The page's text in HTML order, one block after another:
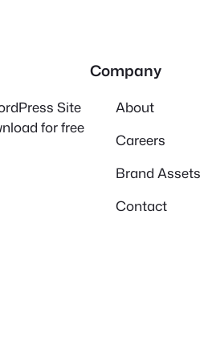
Site
for free
Company
About
Careers
Brand Assets
Contact